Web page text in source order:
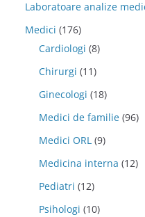
Laboratoare analize
Medici (176)
Cardiologi (8)
Chirurgi (11)
Ginecologi (18)
Medici de familie (96)
Medici ORL (9)
Medicina interna (12)
Pediatri (12)
Psihologi (10)